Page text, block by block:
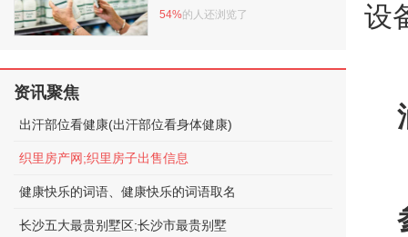
设
54%的人还浏览了
资讯聚焦
出汗部位看健康(出汗部位看身体健康)
织里房产网;织里房子出售信息
健康快乐的词语、健康快乐的词语取名
长沙五大最贵别墅区;长沙市最贵别墅